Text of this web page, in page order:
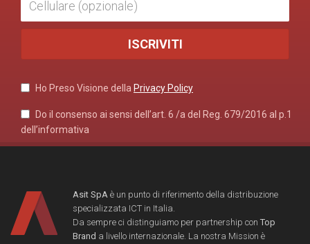
Ho Preso Visione della Privacy Policy
Do il consenso ai sensi dell’art. 6 /a del Reg. 679/2016 al p.1
dell’informativa
Asit SpA è un punto di riferimento della distribuzione
specializzata ICT in Italia.
Da sempre ci distinguiamo per partnership con Top
Brand a livello internazionale. La nostra Mission è